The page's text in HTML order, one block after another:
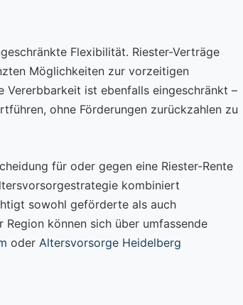
Flexibilität. Riester-Verträge
Möglichkeiten zur vorzeitigen
Vererbbarkeit ist ebenfalls eingeschränkt –
ohne Förderungen zurückzahlen zu
für oder gegen eine Riester-Rente
kombiniert
sowohl geförderte als auch
können sich über umfassende
oder Altersvorsorge Heidelberg